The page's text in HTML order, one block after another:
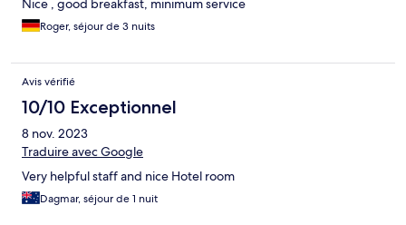
Nice , good breakfast, minimum service
Roger, séjour de 3 nuits
Avis vérifié
10/10 Exceptionnel
8 nov. 2023
Traduire avec Google
Very helpful staff and nice Hotel room
Dagmar, séjour de 1 nuit